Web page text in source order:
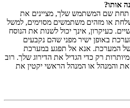
אותו?
תחת שם המשתמש שלך, מציינים את
או מזהים משתמשים מסוימים, למשל
כעיקרון, אינך יכול לשנות את הנוסח
באופן ישיר מפני שהם נקבעים
של המערכת. אנא אל תפגע במערכת
רק כדי הגדיל את הדירוג שלך. רוב
והמנהל או המנהל הראשי יקטין את